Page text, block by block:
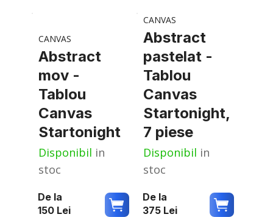
CANVAS
Abstract
mov -
Tablou
Canvas
Startonight
Disponibil in
stoc
De la
150 Lei
CANVAS
Abstract
pastelat -
Tablou
Canvas
Startonight,
7 piese
Disponibil in
stoc
De la
375 Lei